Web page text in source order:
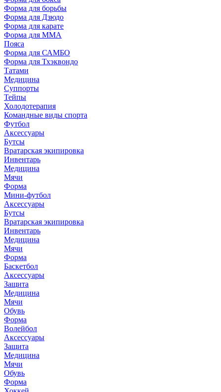
Форма для борьбы
Форма для Дзюдо
Форма для карате
Форма для MMA
Пояса
Форма для САМБО
Форма для Тхэквондо
Татами
Медицина
Суппорты
Тейпы
Холодотерапия
Командные виды спорта
Футбол
Аксессуары
Бутсы
Вратарская экипировка
Инвентарь
Медицина
Мячи
Форма
Мини-футбол
Аксессуары
Бутсы
Вратарская экипировка
Инвентарь
Медицина
Мячи
Форма
Баскетбол
Аксессуары
Защита
Медицина
Мячи
Обувь
Форма
Волейбол
Аксессуары
Защита
Медицина
Мячи
Обувь
Форма